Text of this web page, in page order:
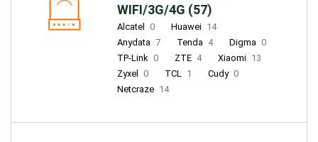
WIFI/3G/4G (57)
Alcatel 0 Huawei 14
Anydata 7 Tenda 4 Digma 0
TP-Link 0 ZTE 4 Xiaomi 13
Zyxel
0 TCL 1 Cudy 0
Netcraze 14